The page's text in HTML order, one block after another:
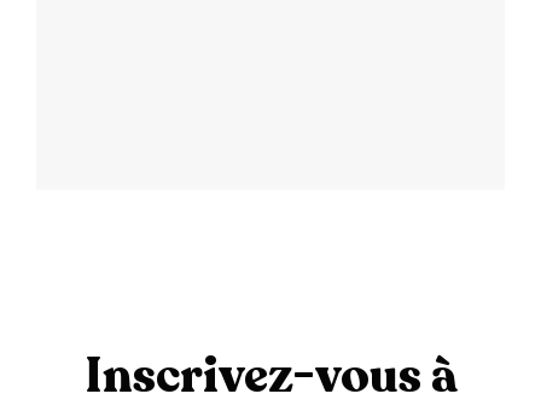
Inscrivez-vous à